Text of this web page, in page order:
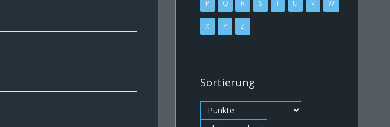
P Q R S T U V W
X Y Z
Sortierung